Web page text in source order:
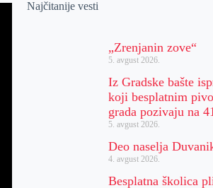
Najčitanije vesti
„Zrenjanin zove“
5. avgust 2026.
Iz Gradske bašte
koji besplatnim
grada pozivaju na
5. avgust 2026.
Deo naselja
4. avgust 2026.
Besplatna školica